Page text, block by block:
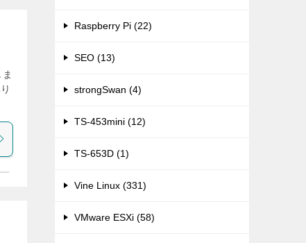
Raspberry Pi (22)
SEO (13)
strongSwan (4)
TS-453mini (12)
TS-653D (1)
Vine Linux (331)
VMware ESXi (58)